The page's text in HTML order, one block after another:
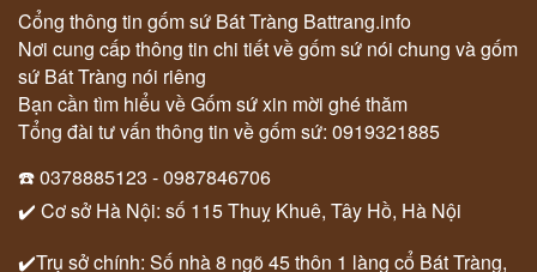
Cổng thông tin gốm sứ Bát Tràng Battrang.info
Nơi cung cấp thông tin chi tiết về gốm sứ nói chung và gốm
sứ Bát Tràng nói riêng
Bạn cần tìm hiểu về Gốm sứ xin mời ghé thăm
Tổng đài tư vấn thông tin về gốm sứ: 0919321885
☎️ 0378885123 - 0987846706
✔️ Cơ sở Hà Nội: số 115 Thuỵ Khuê, Tây Hồ, Hà Nội
✔️Trụ sở chính: Số nhà 8 ngõ 45 thôn 1 làng cổ Bát Tràng,